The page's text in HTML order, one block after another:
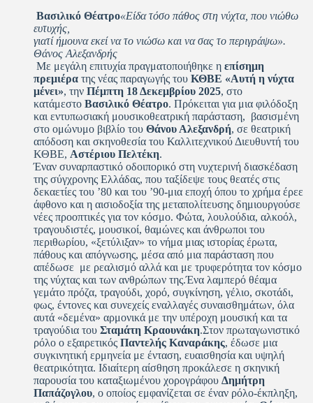
Βασιλικό Θέατρο«Είδα τόσο πάθος στη νύχτα, που νιώθω
ευτυχής,
γιατί ήμουνα εκεί να το νιώσω και να σας το περιγράψω».
Θάνος Αλεξανδρής
Με μεγάλη επιτυχία πραγματοποιήθηκε η επίσημη
πρεμιέρα της νέας παραγωγής του ΚΘΒΕ «Αυτή η νύχτα
μένει», την Πέμπτη 18 Δεκεμβρίου 2025, στο
κατάμεστο Βασιλικό Θέατρο. Πρόκειται για μια φιλόδοξη
και εντυπωσιακή μουσικοθεατρική παράσταση, βασισμένη
στο ομώνυμο βιβλίο του Θάνου Αλεξανδρή, σε θεατρική
απόδοση και σκηνοθεσία του Καλλιτεχνικού Διευθυντή του
ΚΘΒΕ, Αστέριου Πελτέκη.
Έναν συναρπαστικό οδοιπορικό στη νυχτερινή διασκέδαση
της σύγχρονης Ελλάδας, που ταξίδεψε τους θεατές στις
δεκαετίες του ’80 και του ’90-μια εποχή όπου το χρήμα έρεε
άφθονο και η αισιοδοξία της μεταπολίτευσης δημιουργούσε
νέες προοπτικές για τον κόσμο. Φώτα, λουλούδια, αλκοόλ,
τραγουδιστές, μουσικοί, θαμώνες και άνθρωποι του
περιθωρίου, «ξετύλιξαν» το νήμα μιας ιστορίας έρωτα,
πάθους και απόγνωσης, μέσα από μια παράσταση που
απέδωσε με ρεαλισμό αλλά και με τρυφερότητα τον κόσμο
της νύχτας και των ανθρώπων της.Ένα λαμπερό θέαμα
γεμάτο πρόζα, τραγούδι, χορό, συγκίνηση, γέλιο, σκοτάδι,
φως, έντονες και συνεχείς εναλλαγές συναισθημάτων, όλα
αυτά «δεμένα» αρμονικά με την υπέροχη μουσική και τα
τραγούδια του Σταμάτη Κραουνάκη.Στον πρωταγωνιστικό
ρόλο ο εξαιρετικός Παντελής Καναράκης, έδωσε μια
συγκινητική ερμηνεία με ένταση, ευαισθησία και υψηλή
θεατρικότητα. Ιδιαίτερη αίσθηση προκάλεσε η σκηνική
παρουσία του καταξιωμένου χορογράφου Δημήτρη
Παπάζογλου, ο οποίος εμφανίζεται σε έναν ρόλο-έκπληξη,